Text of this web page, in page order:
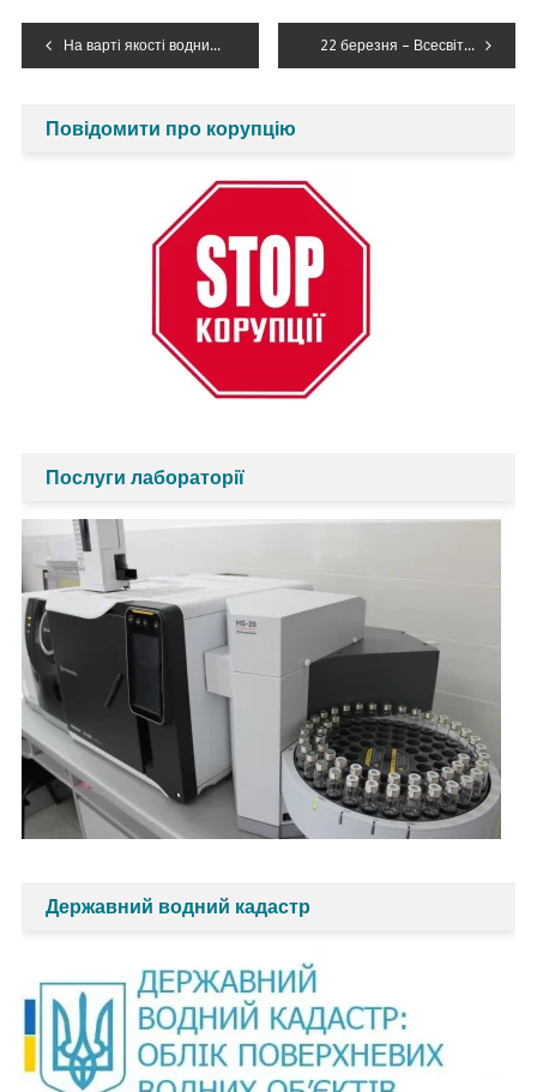
Навігація
На варті якості водних ресурсів 22 березня – Всесвітній день води (World water day)
Повідомити про корупцію
Послуги лабораторії
Державний водний кадастр